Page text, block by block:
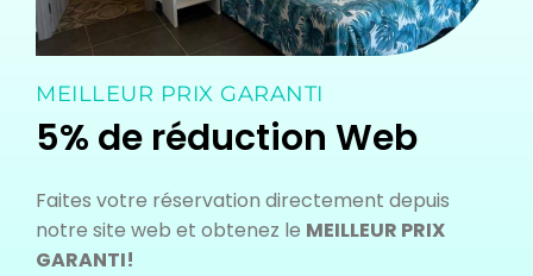
MEILLEUR PRIX GARANTI
5% de réduction Web
Faites votre réservation directement depuis
notre site web et obtenez le MEILLEUR PRIX
GARANTI!